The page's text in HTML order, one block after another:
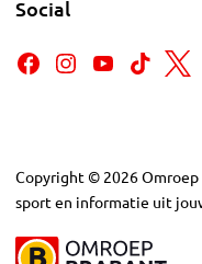
Social
Copyright © 2026
sport en informatie uit